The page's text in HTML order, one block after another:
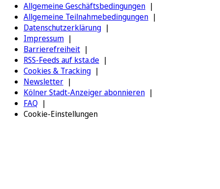
Allgemeine Geschäftsbedingungen
Allgemeine Teilnahmebedingungen
Datenschutzerklärung
Impressum
Barrierefreiheit
RSS-Feeds auf ksta.de
Cookies & Tracking
Newsletter
Kölner Stadt-Anzeiger abonnieren
FAQ
Cookie-Einstellungen